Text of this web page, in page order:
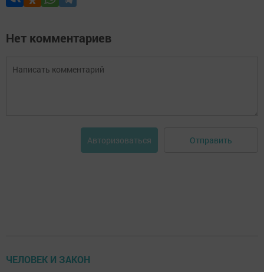
Нет комментариев
Авторизоваться Отправить
ЧЕЛОВЕК И ЗАКОН